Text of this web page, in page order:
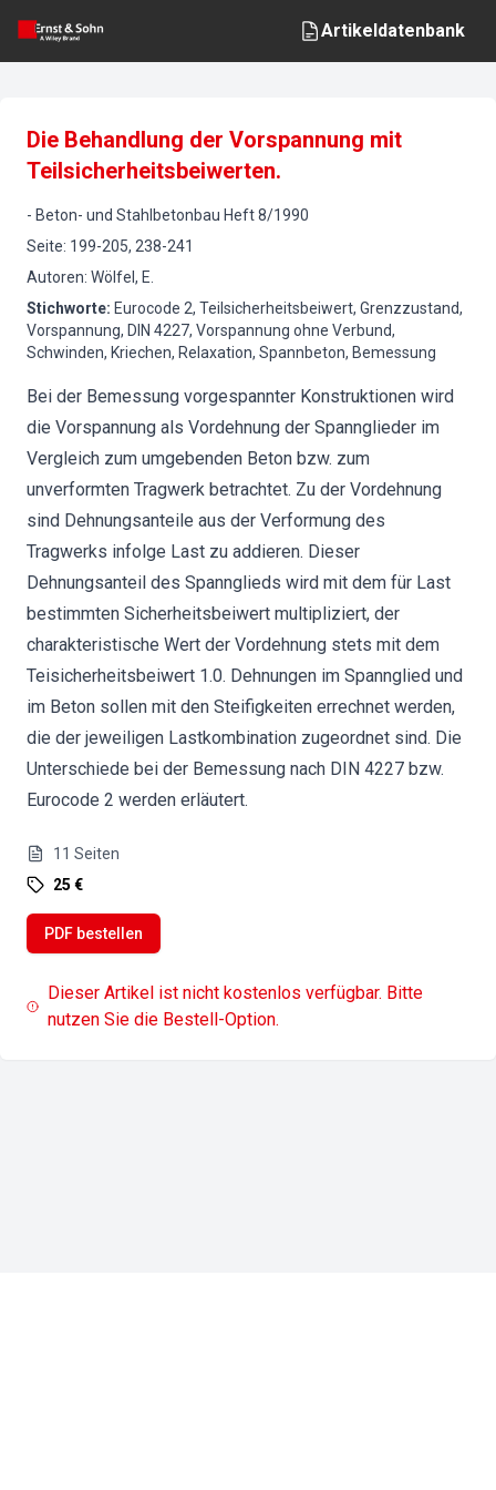
Artikeldatenbank
Die Behandlung der Vorspannung mit
Teilsicherheitsbeiwerten.
- Beton- und Stahlbetonbau Heft8/1990
Seite: 199-205, 238-241
Autoren: Wölfel, E.
Stichworte: Eurocode 2, Teilsicherheitsbeiwert, Grenzzustand,
Vorspannung, DIN 4227, Vorspannung ohne Verbund,
Schwinden, Kriechen, Relaxation, Spannbeton, Bemessung
Bei der Bemessung vorgespannter Konstruktionen wird
die Vorspannung als Vordehnung der Spannglieder im
Vergleich zum umgebenden Beton bzw. zum
unverformten Tragwerk betrachtet. Zu der Vordehnung
sind Dehnungsanteile aus der Verformung des
Tragwerks infolge Last zu addieren. Dieser
Dehnungsanteil des Spannglieds wird mit dem für Last
bestimmten Sicherheitsbeiwert multipliziert, der
charakteristische Wert der Vordehnung stets mit dem
Teisicherheitsbeiwert 1.0. Dehnungen im Spannglied und
im Beton sollen mit den Steifigkeiten errechnet werden,
die der jeweiligen Lastkombination zugeordnet sind. Die
Unterschiede bei der Bemessung nach DIN 4227 bzw.
Eurocode 2 werden erläutert.
11 Seiten
25 €
PDF bestellen
Dieser Artikel ist nicht kostenlos verfügbar. Bitte
nutzen Sie die Bestell-Option.